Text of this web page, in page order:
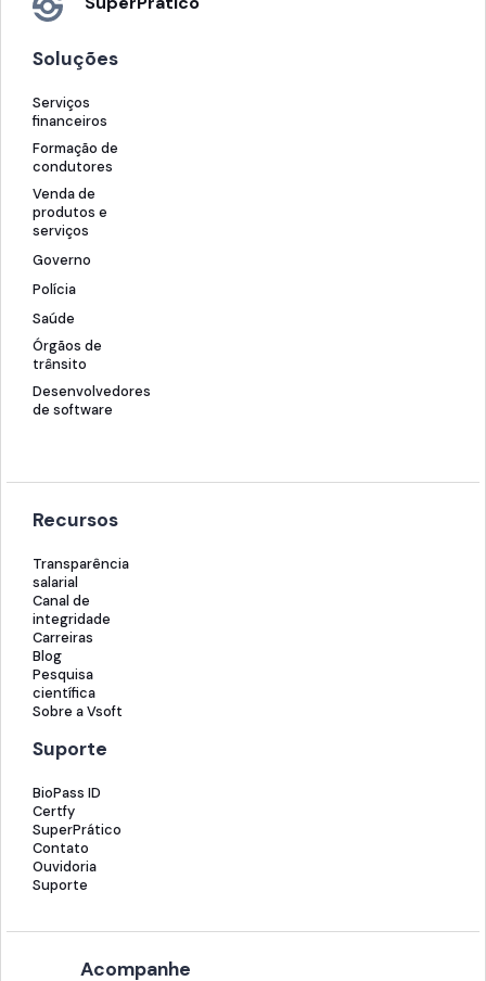
Soluções
Serviços
financeiros
Formação de
condutores
Venda de
produtos e
serviços
Governo
Polícia
Saúde
Órgãos de
trânsito
Desenvolvedores
de software
Recursos
Transparência
salarial
Canal de
integridade
Carreiras
Blog
Pesquisa
científica
Sobre a Vsoft
Suporte
BioPass ID
Certfy
SuperPrático
Contato
Ouvidoria
Suporte
Acompanhe